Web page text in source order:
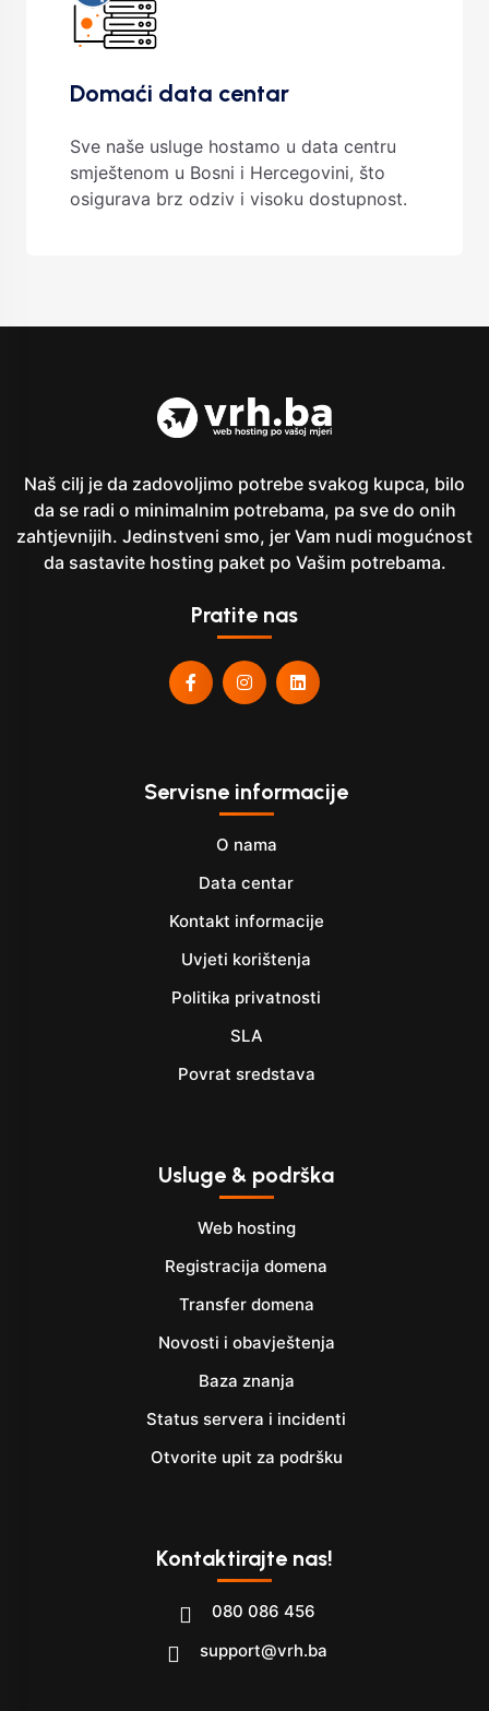
Domaći data centar
Sve naše usluge hostamo u data centru
smještenom u Bosni i Hercegovini, što
osigurava brz odziv i visoku dostupnost.
Naš cilj je da zadovoljimo potrebe svakog kupca, bilo
da se radi o minimalnim potrebama, pa sve do onih
zahtjevnijih. Jedinstveni smo, jer Vam nudi mogućnost
da sastavite hosting paket po Vašim potrebama.
Pratite nas
Servisne informacije
O nama
Data centar
Kontakt informacije
Uvjeti korištenja
Politika privatnosti
SLA
Povrat sredstava
Usluge & podrška
Web hosting
Registracija domena
Transfer domena
Novosti i obavještenja
Baza znanja
Status servera i incidenti
Otvorite upit za podršku
Kontaktirajte nas!
080 086 456
support@vrh.ba